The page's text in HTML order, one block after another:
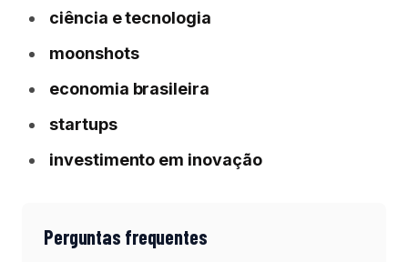
ciência e tecnologia
moonshots
economia brasileira
startups
investimento em inovação
Perguntas frequentes